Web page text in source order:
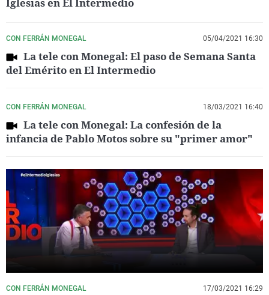
CON FERRÁN MONEGAL 05/04/2021 16:30
La tele con Monegal: El paso de Semana Santa
del Emérito en El Intermedio
CON FERRÁN MONEGAL 18/03/2021 16:40
La tele con Monegal: La confesión de la
infancia de Pablo Motos sobre su "primer amor"
CON FERRÁN MONEGAL 17/03/2021 16:29